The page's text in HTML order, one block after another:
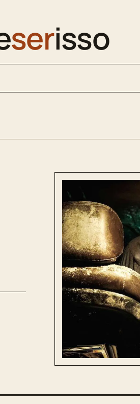
serisso